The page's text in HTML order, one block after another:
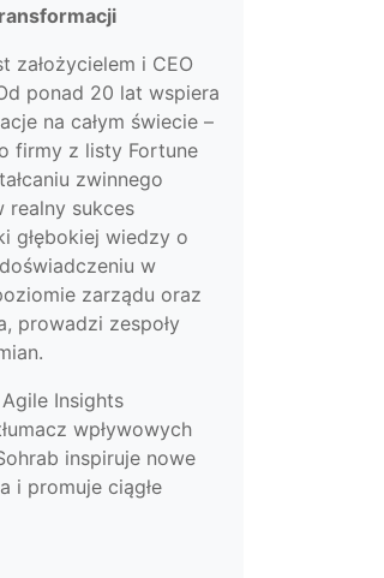
założycielem i CEO
ponad 20 lat wspiera
na całym świecie –
firmy z listy Fortune
zwinnego
realny sukces
głębokiej wiedzy o
w
zarządu oraz
prowadzi zespoły
Insights
wpływowych
inspiruje nowe
i promuje ciągłe